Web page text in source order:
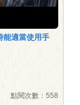
能適當使用手
點閱次數：558